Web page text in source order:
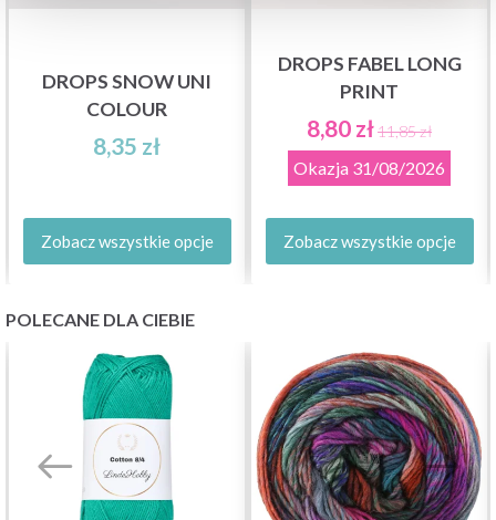
DROPS SNOW UNI
COLOUR
8,35 zł
Zobacz wszystkie opcje
DROPS FABEL LONG
PRINT
8,80 zł11,85 zł
Okazja 31/08/2026
Zobacz wszystkie opcje
POLECANE DLA CIEBIE